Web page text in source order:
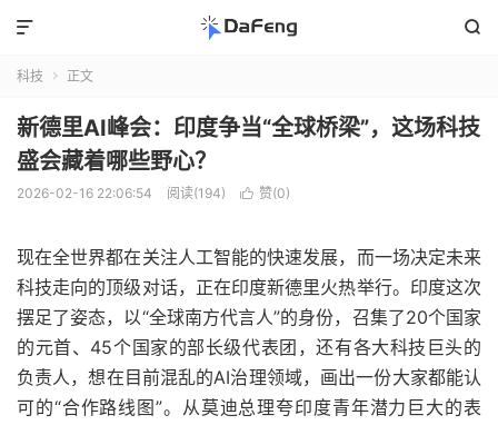


科技  正文
新德里AI峰会：印度争当“全球桥梁”，这场科技
盛会藏着哪些野心？
2026-02-16 22:06:54 阅读(194)  赞(0)
现在全世界都在关注人工智能的快速发展，而一场决定未来
科技走向的顶级对话，正在印度新德里火热举行。印度这次
摆足了姿态，以“全球南方代言人”的身份，召集了20个国家
的元首、45个国家的部长级代表团，还有各大科技巨头的
负责人，想在目前混乱的AI治理领域，画出一份大家都能认
可的“合作路线图”。从莫迪总理夸印度青年潜力巨大的表